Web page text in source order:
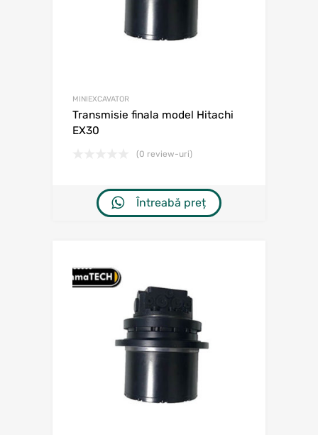
MINIEXCAVATOR
Transmisie finala model Hitachi
EX30
(0 review-uri)
Întreabă preț